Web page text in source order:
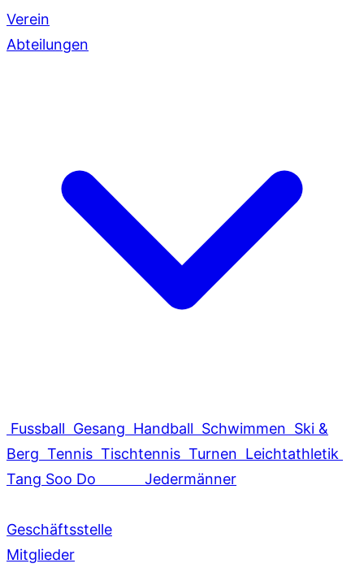
Verein
Abteilungen
Fussball Gesang Handball Schwimmen Ski &
Berg Tennis Tischtennis Turnen Leichtathletik
Tang Soo Do
Jedermänner
Geschäftsstelle
Mitglieder